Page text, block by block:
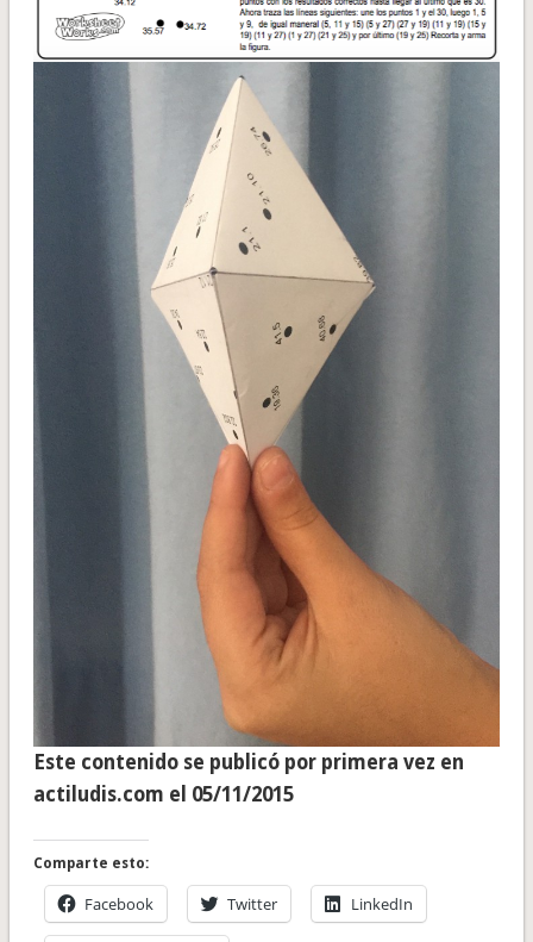
Este contenido se publicó por primera vez en
actiludis.com el 05/11/2015
Comparte esto:
Facebook Twitter LinkedIn